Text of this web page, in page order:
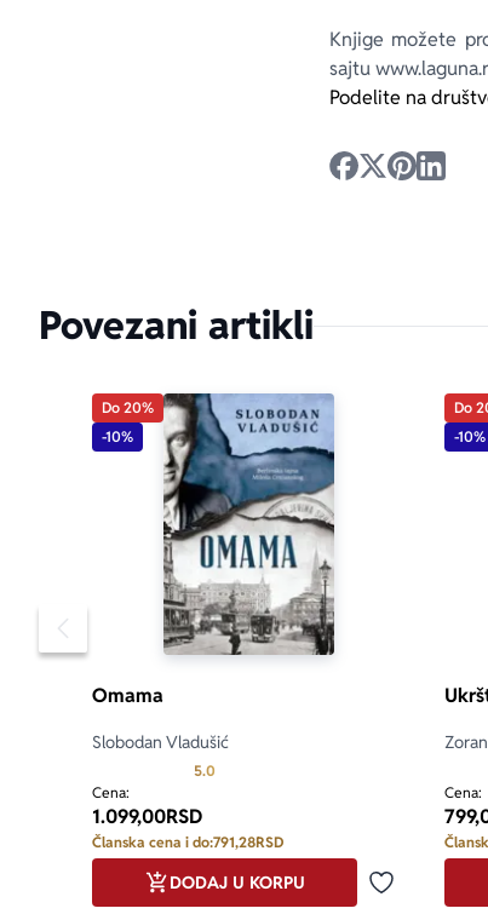
Knjige možete
sajtu
Podelite na
Povezani artikli
Pomeranje sadržaja slajdera u levo
Do 20%
-10%
Omama
Slobodan Vladušić
5.0
Cena:
1.099,00RSD
Članska cena i do:791,28RSD
Dodaj u
DODAJ U KORPU
Do
-10%
Cena: